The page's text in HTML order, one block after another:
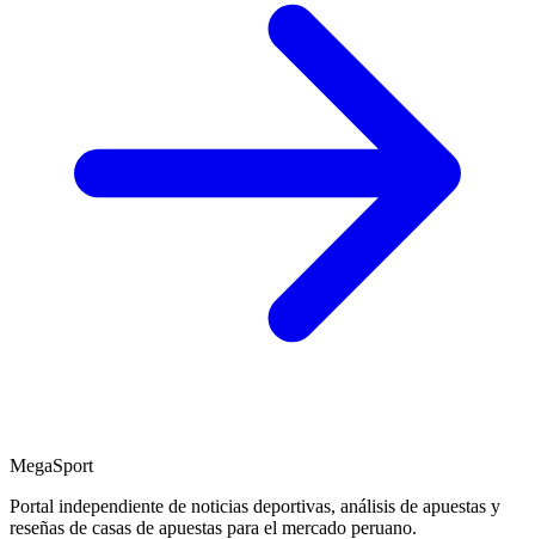
MegaSport
Portal independiente de noticias deportivas, análisis de apuestas y
reseñas de casas de apuestas para el mercado peruano.